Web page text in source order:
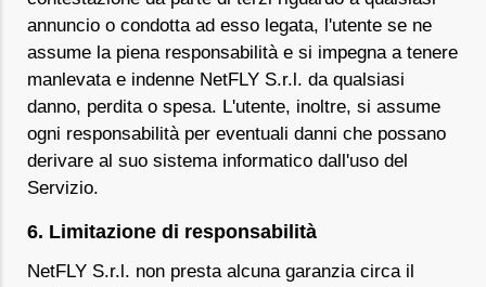
annuncio o condotta ad esso legata, l'utente se ne
assume la piena responsabilità e si impegna a tenere
manlevata e indenne NetFLY S.r.l. da qualsiasi
danno, perdita o spesa. L'utente, inoltre, si assume
ogni responsabilità per eventuali danni che possano
derivare al suo sistema informatico dall'uso del
Servizio.
6. Limitazione di responsabilità
NetFLY S.r.l. non presta alcuna garanzia circa il